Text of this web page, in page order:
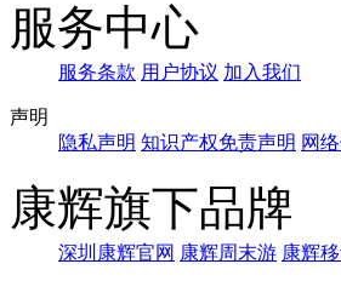
服务中心
服务条款 用户协议 加入我们
声明
隐私声明 知识产权免责声明 网
康辉旗下品牌
深圳康辉官网 康辉周末游 康辉